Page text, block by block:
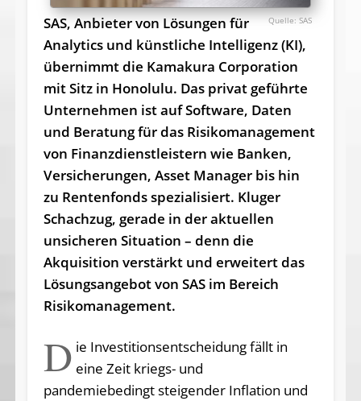
SAS
SAS, Anbieter von Lösungen für
Analytics und künstliche Intelligenz (KI),
übernimmt die Kamakura Corporation
mit Sitz in Honolulu. Das privat geführte
Unternehmen ist auf Software, Daten
und Beratung für das Risikomanagement
von Finanzdienstleistern wie Banken,
Versicherungen, Asset Manager bis hin
zu Rentenfonds spezialisiert. Kluger
Schachzug, gerade in der aktuellen
unsicheren Situation – denn die
Akquisition verstärkt und erweitert das
Lösungsangebot von SAS im Bereich
Risikomanagement.
D ie Investitionsentscheidung fällt in
eine Zeit kriegs- und
pandemiebedingt steigender Inflation und